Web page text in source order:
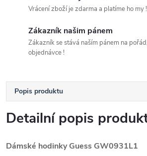
Vrácení zboží je zdarma a platíme ho my !
Zákazník našim pánem
Zákazník se stává naším pánem na
objednávce !
Popis produktu
Detailní popis
Dámské hodinky Guess GW0931L1